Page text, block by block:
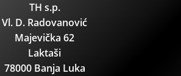
TH s.p.
Vl. D. Radovanović
Majevička 62
Laktaši
78000 Banja Luka